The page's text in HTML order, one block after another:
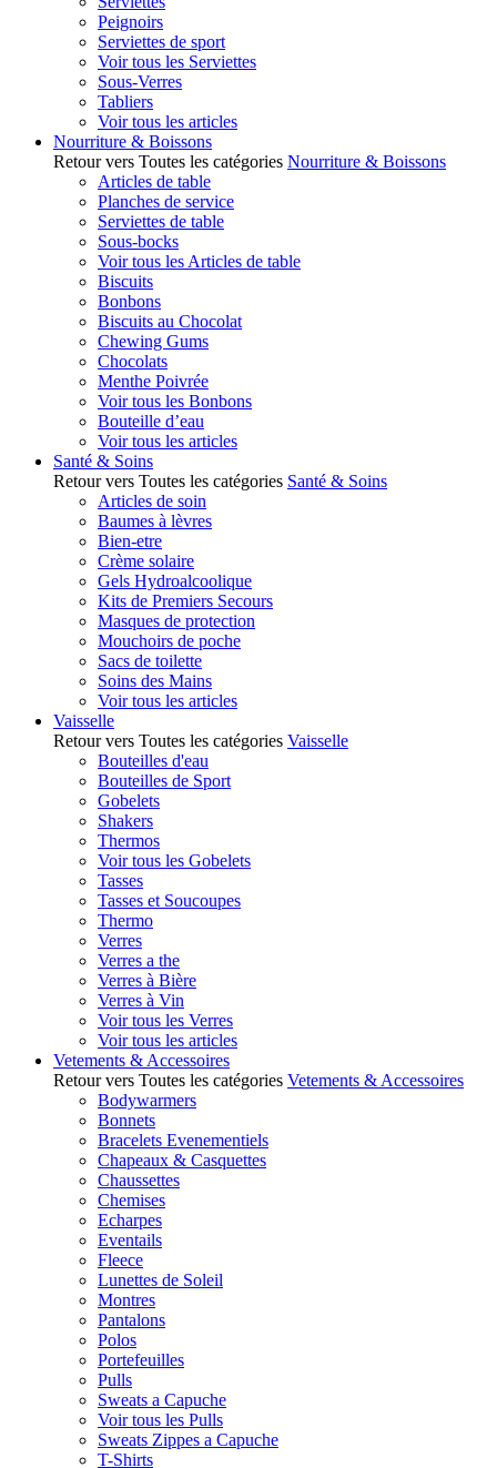
Peignoirs
Serviettes de sport
Voir tous les Serviettes
Sous-Verres
Tabliers
Voir tous les articles
Nourriture & Boissons
Retour vers Toutes les catégories Nourriture & Boissons
Articles de table
Planches de service
Serviettes de table
Sous-bocks
Voir tous les Articles de table
Biscuits
Bonbons
Biscuits au Chocolat
Chewing Gums
Chocolats
Menthe Poivrée
Voir tous les Bonbons
Bouteille d’eau
Voir tous les articles
Santé & Soins
Retour vers Toutes les catégories Santé & Soins
Articles de soin
Baumes à lèvres
Bien-etre
Crème solaire
Gels Hydroalcoolique
Kits de Premiers Secours
Masques de protection
Mouchoirs de poche
Sacs de toilette
Soins des Mains
Voir tous les articles
Vaisselle
Retour vers Toutes les catégories Vaisselle
Bouteilles d'eau
Bouteilles de Sport
Gobelets
Shakers
Thermos
Voir tous les Gobelets
Tasses
Tasses et Soucoupes
Thermo
Verres
Verres a the
Verres à Bière
Verres à Vin
Voir tous les Verres
Voir tous les articles
Vetements & Accessoires
Retour vers Toutes les catégories Vetements & Accessoires
Bodywarmers
Bonnets
Bracelets Evenementiels
Chapeaux & Casquettes
Chaussettes
Chemises
Echarpes
Eventails
Fleece
Lunettes de Soleil
Montres
Pantalons
Polos
Portefeuilles
Pulls
Sweats a Capuche
Voir tous les Pulls
Sweats Zippes a Capuche
T-Shirts